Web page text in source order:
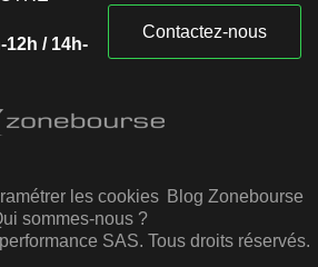
12h / 14h-
Contactez-nous
les cookies Blog Zonebourse
sommes-nous ?
SAS. Tous droits réservés.